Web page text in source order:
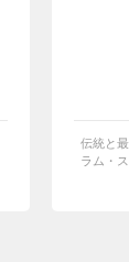
伝統と
ラム・